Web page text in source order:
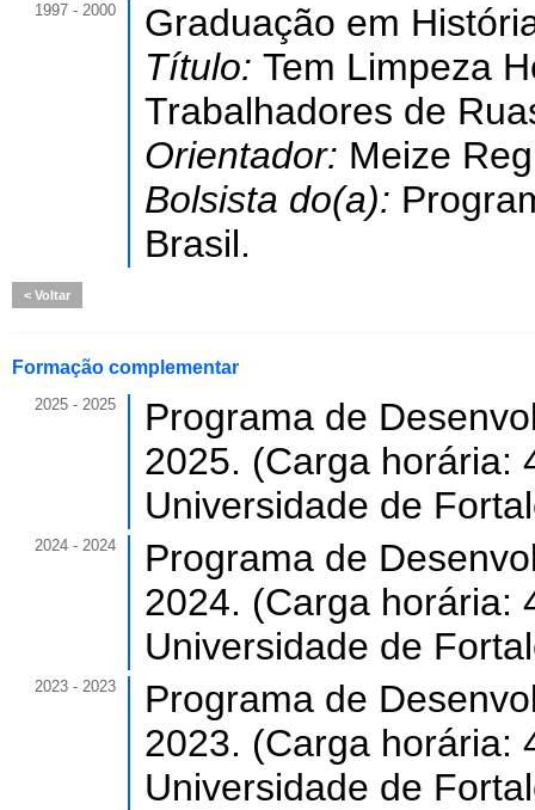
1997 - 2000
Graduação em
Título: Tem Limpeza
Trabalhadores de
Orientador: Meize
Bolsista do(a):
Brasil.
Voltar
Formação complementar
2025 - 2025
Programa de
2025. (Carga horária:
Universidade de
2024 - 2024
Programa de
2024. (Carga horária:
Universidade de
2023 - 2023
Programa de
2023. (Carga horária:
Universidade de